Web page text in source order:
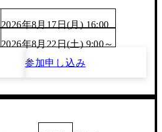
2026年8月17日(月) 16:00
2026年8月22日(土) 9:00～
参加申し込み